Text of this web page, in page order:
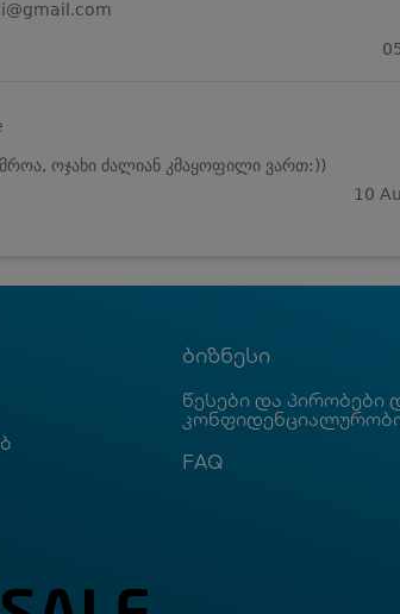
ოჯახი ძალიან კმაყოფილი ვართ:))
10
ბიზნესი
წესები და პირობები
FAQ